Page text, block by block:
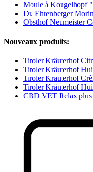
Moule à Kougelhopf
Dr. Ehrenberger
Obsthof Neumeister
Nouveaux produits:
Tiroler Kräuterhof
Tiroler Kräuterhof
Tiroler Kräuterhof
Tiroler Kräuterhof
CBD VET Relax plus